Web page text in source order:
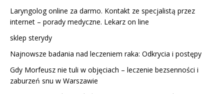
Laryngolog online za darmo. Kontakt ze specjalistą przez
internet – porady medyczne. Lekarz on line
sklep sterydy
Najnowsze badania nad leczeniem raka: Odkrycia i postępy
Gdy Morfeusz nie tuli w objęciach – leczenie bezsenności i
zaburzeń snu w Warszawie